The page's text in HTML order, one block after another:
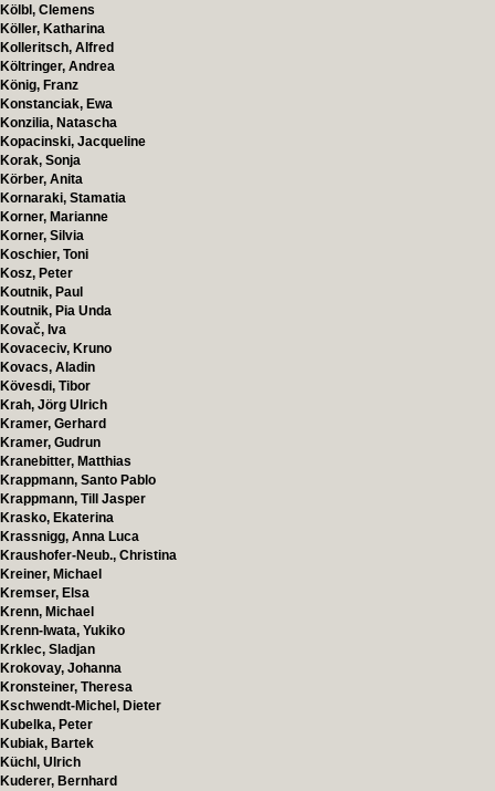
Kölbl, Clemens
Köller, Katharina
Kolleritsch, Alfred
Költringer, Andrea
König, Franz
Konstanciak, Ewa
Konzilia, Natascha
Kopacinski, Jacqueline
Korak, Sonja
Körber, Anita
Kornaraki, Stamatia
Korner, Marianne
Korner, Silvia
Koschier, Toni
Kosz, Peter
Koutnik, Paul
Koutnik, Pia Unda
Kovač, Iva
Kovaceciv, Kruno
Kovacs, Aladin
Kövesdi, Tibor
Krah, Jörg Ulrich
Kramer, Gerhard
Kramer, Gudrun
Kranebitter, Matthias
Krappmann, Santo Pablo
Krappmann, Till Jasper
Krasko, Ekaterina
Krassnigg, Anna Luca
Kraushofer-Neub., Christina
Kreiner, Michael
Kremser, Elsa
Krenn, Michael
Krenn-Iwata, Yukiko
Krklec, Sladjan
Krokovay, Johanna
Kronsteiner, Theresa
Kschwendt-Michel, Dieter
Kubelka, Peter
Kubiak, Bartek
Küchl, Ulrich
Kuderer, Bernhard